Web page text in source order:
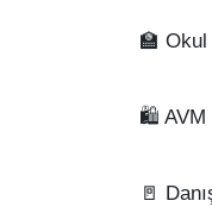
🏫
🛍️ AVM
🚪